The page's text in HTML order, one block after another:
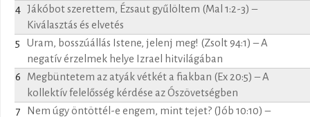
4 Jákóbot szerettem, Ézsaut gyűlöltem (Mal 1:2-3) –
Kiválasztás és elvetés
5
Uram, bosszúállás Istene, jelenj meg! (Zsolt 94:1) – A
negatív érzelmek helye Izrael hitvilágában
6
Megbüntetem az atyák vétkét a fiakban (Ex 20:5) – A
kollektív felelősség kérdése az Ószövetségben
7
Nem úgy öntöttél-e engem, mint tejet? (Jób 10:10) –